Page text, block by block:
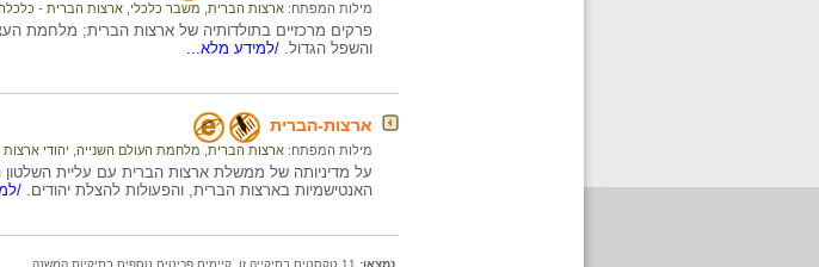
מילות המפתח: ארצות הברית משבר כלכלי ארצות הברית -
פרקים מרכזיים בתולדותיה של ארצות הברית; מלחמת
והשפל הגדול. /למידע מלא...
ארצות-הברית
מילות המפתח: ארצות הברית מלחמת העולם השנייה יהודי
על מדיניותה של ממשלת ארצות הברית עם עליית
האנטישמיות בארצות הברית, והפעולות להצלת יהודים. /
נמצאו: